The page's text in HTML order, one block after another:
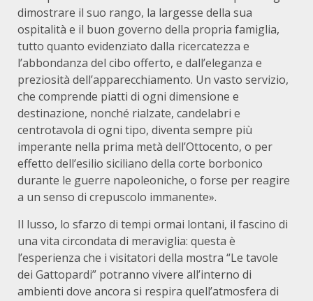
dimostrare il suo rango, la largesse della sua
ospitalità e il buon governo della propria famiglia,
tutto quanto evidenziato dalla ricercatezza e
l’abbondanza del cibo offerto, e dall’eleganza e
preziosità dell’apparecchiamento. Un vasto servizio,
che comprende piatti di ogni dimensione e
destinazione, nonché rialzate, candelabri e
centrotavola di ogni tipo, diventa sempre più
imperante nella prima metà dell’Ottocento, o per
effetto dell’esilio siciliano della corte borbonico
durante le guerre napoleoniche, o forse per reagire
a un senso di crepuscolo immanente».
Il lusso, lo sfarzo di tempi ormai lontani, il fascino di
una vita circondata di meraviglia: questa è
l’esperienza che i visitatori della mostra “Le tavole
dei Gattopardi” potranno vivere all’interno di
ambienti dove ancora si respira quell’atmosfera di